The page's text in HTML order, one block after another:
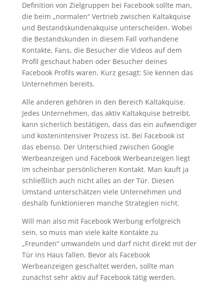
Definition von Zielgruppen bei Facebook sollte man,
die beim „normalen“ Vertrieb zwischen Kaltakquise
und Bestandskundenakquise unterscheiden. Wobei
die Bestandskunden in diesem Fall vorhandene
Kontakte, Fans, die Besucher die Videos auf dem
Profil geschaut haben oder Besucher deines
Facebook Profils waren. Kurz gesagt: Sie kennen das
Unternehmen bereits.
Alle anderen gehören in den Bereich Kaltakquise.
Jedes Unternehmen, das aktiv Kaltakquise betreibt,
kann sicherlich bestätigen, dass das ein aufwendiger
und kostenintensiver Prozess ist. Bei Facebook ist
das ebenso. Der Unterschied zwischen Google
Werbeanzeigen und Facebook Werbeanzeigen liegt
im scheinbar persönlicheren Kontakt. Man kauft ja
schließlich auch nicht alles an der Tür. Diesen
Umstand unterschätzen viele Unternehmen und
deshalb funktionieren manche Strategien nicht.
Will man also mit Facebook Werbung erfolgreich
sein, so muss man viele kalte Kontakte zu
„Freunden“ umwandeln und darf nicht direkt mit der
Tür ins Haus fallen. Bevor als Facebook
Werbeanzeigen geschaltet werden, sollte man
zunächst sehr aktiv auf Facebook tätig werden.